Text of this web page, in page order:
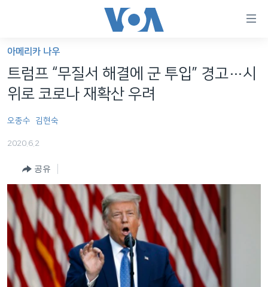
가
능
링
인
츠
이
메
네
세계
라디오
프로그램
주파수 안내
언어 선택
아메리카 나우
트럼프 “무질서 해결에 군 투입” 경고…시
위로 코로나 재확산 우려
오종수 김현숙
2020.6.2
공유